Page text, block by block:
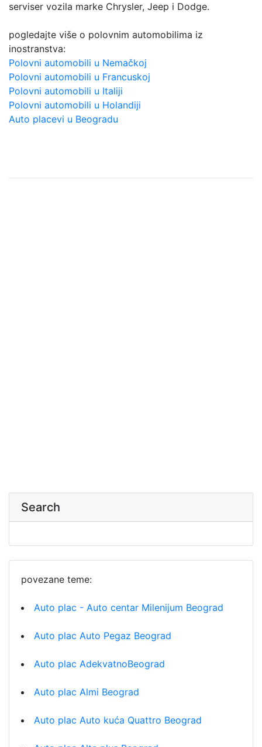
serviser vozila marke Chrysler, Jeep i Dodge.
pogledajte više o polovnim automobilima iz
inostranstva:
Polovni automobili u Nemačkoj
Polovni automobili u Francuskoj
Polovni automobili u Italiji
Polovni automobili u Holandiji
Auto placevi u Beogradu
Search
povezane teme:
Auto plac - Auto centar Milenijum Beograd
Auto plac Auto Pegaz Beograd
Auto plac AdekvatnoBeograd
Auto plac Almi Beograd
Auto plac Auto kuća Quattro Beograd